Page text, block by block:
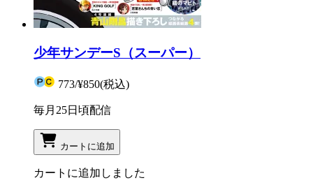
少年サンデーS（スーパー）
773/¥850(税込)
毎月25日頃配信
カートに追加
カートに追加しました